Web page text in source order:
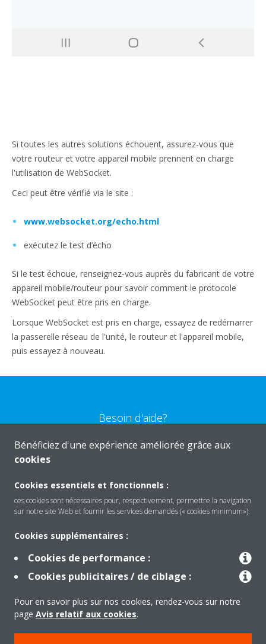
Si toutes les autres solutions échouent, assurez-vous que
votre routeur et votre appareil mobile prennent en charge
l'utilisation de WebSocket.
Ceci peut être vérifié via le site :
www.websocket.org/echo.html
exécutez le test d’écho
Si le test échoue, renseignez-vous auprès du fabricant de votre
appareil mobile/routeur pour savoir comment le protocole
WebSocket peut être pris en charge.
Lorsque WebSocket est pris en charge, essayez de redémarrer
la passerelle réseau de l'unité, le routeur et l'appareil mobile,
puis essayez à nouveau.
Besoin d'aide?
CONTACTEZ-NOUS
À propos de Daikin
Bénéficiez d'une expérience améliorée grâce aux
cookies
Cookies essentiels et fonctionnels :
ces cookies sont nécessaires pour, respectivement, permettre la navigation
sur notre site Web et fournir les services demandés (« cookies minimum»).
Cookies supplémentaires :
Cookies de performance :
Cookies publicitaires / de ciblage :
Pour en savoir plus sur nos cookies, rendez-vous sur notre
page Avis relatif aux cookies.